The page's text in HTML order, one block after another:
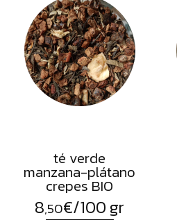
té verde
manzana-plátano
crepes BIO
8,50€/100 gr